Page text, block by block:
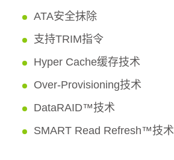
ATA安全抹除
支持TRIM指令
Hyper Cache缓存技术
Over-Provisioning技术
DataRAID™技术
SMART Read Refresh™技术